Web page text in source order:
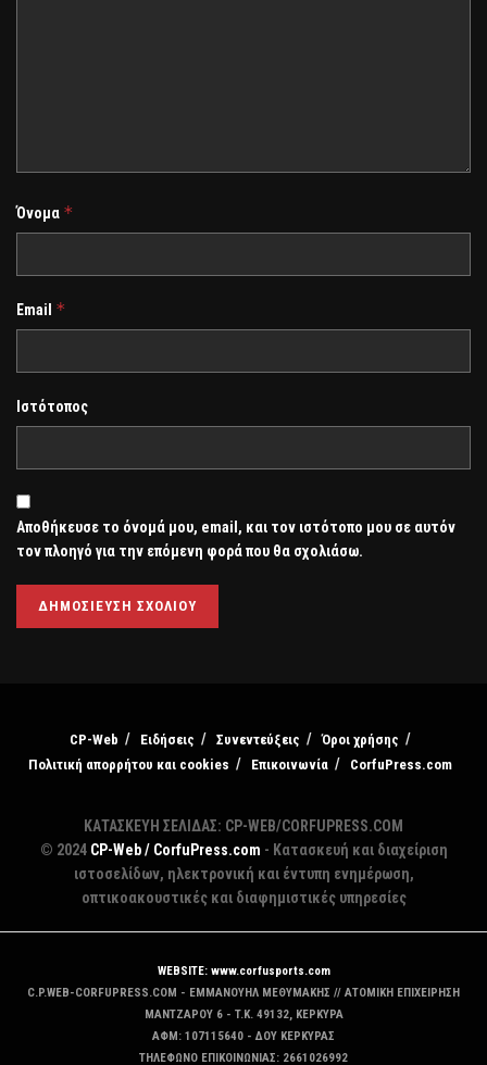
Όνομα *
Email *
Ιστότοπος
Αποθήκευσε το όνομά μου, email, και τον ιστότοπο μου σε αυτόν
τον πλοηγό για την επόμενη φορά που θα σχολιάσω.
CP-Web Ειδήσεις Συνεντεύξεις
Όροι χρήσης
Πολιτική απορρήτου και cookies
Επικοινωνία CorfuPress.com
ΚΑΤΑΣΚΕΥΗ ΣΕΛΙΔΑΣ: CP-WEB/CORFUPRESS.COM
© 2024 CP-Web / CorfuPress.com - Κατασκευή και διαχείριση
ιστοσελίδων, ηλεκτρονική και έντυπη ενημέρωση,
οπτικοακουστικές και διαφημιστικές υπηρεσίες
WEBSITE: www.corfusports.com
C.P.WEB-CORFUPRESS.COM - ΕΜΜΑΝΟΥΗΛ ΜΕΘΥΜΑΚΗΣ // ΑΤΟΜΙΚΗ ΕΠΙΧΕΙΡΗΣΗ
MANTZAΡΟΥ 6 - T.K. 49132, ΚΕΡΚΥΡΑ
ΑΦΜ: 107115640 - ΔΟΥ ΚΕΡΚΥΡΑΣ
ΤΗΛΕΦΩΝΟ ΕΠΙΚΟΙΝΩΝΙΑΣ: 2661026992